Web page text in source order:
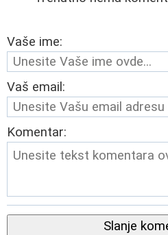
Vaše ime:
Vaš email:
Komentar:
Slanje